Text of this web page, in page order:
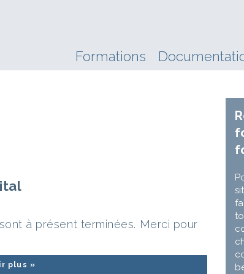
Formations
à présent terminées. Merci pour
plus »